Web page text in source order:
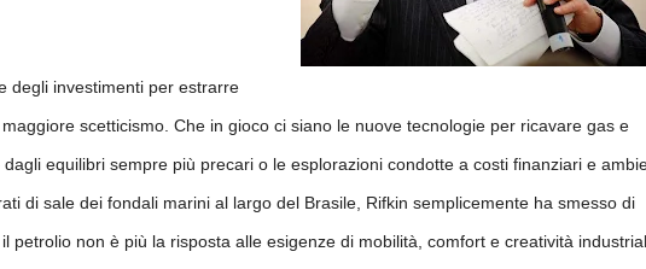
degli investimenti per estrarre
scetticismo. Che in gioco ci siano le nuove tecnologie per ricavare gas e
equilibri sempre più precari o le esplorazioni condotte a costi finanziari e
di sale dei fondali marini al largo del Brasile, Rifkin semplicemente ha smesso di
petrolio non è più la risposta alle esigenze di mobilità, comfort e creatività